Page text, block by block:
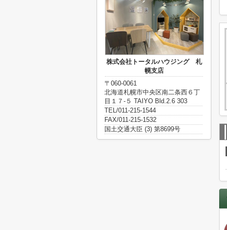
株式会社トータルハウジング 札
幌支店
〒060-0061
北海道札幌市中央区南二条西６丁
目１７‐５ TAIYO Bld.2.6 303
TEL/011-215-1544
FAX/011-215-1532
国土交通大臣 (3) 第8699号